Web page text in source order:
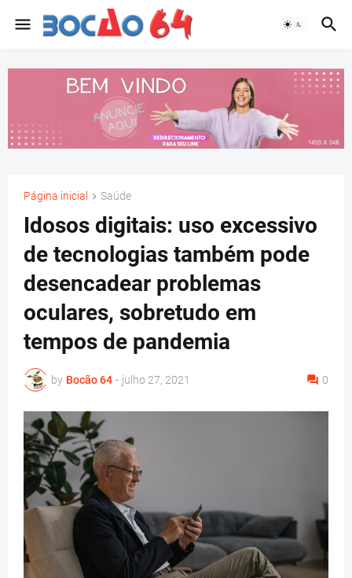
Página inicial Saúde
Idosos digitais: uso excessivo
de tecnologias também pode
desencadear problemas
oculares, sobretudo em
tempos de pandemia
by Bocão 64 - julho 27, 2021 0